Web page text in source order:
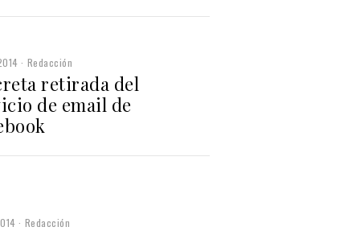
Redacción
retirada del
de email de
Redacción